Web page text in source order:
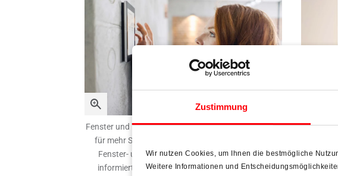
Zustimmung
Wir nutzen Cookies, um Ihnen die bestmögliche
Weitere Informationen und
Fenster und Türen elektronisch zu überwachen, sorgt
für mehr Sicherheit und Komfort. Die Roto Frank
Fenster- und Türtechnologie GmbH (Roto FTT)
informiert mit einer kompakten Broschüre über
Mit den